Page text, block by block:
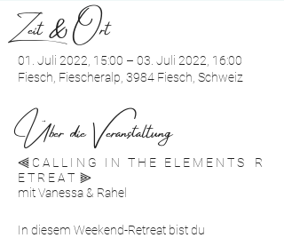
Zeit & Ort
01. Juli 2022, 15:00 – 03. Juli 2022, 16:00
Fiesch, Fiescheralp, 3984 Fiesch, Schweiz
Über die Veranstaltung
⫷ C A L L I N G I N T H E E L E M E N T S R
E T R E A T ⫸
mit Vanessa & Rahel
In diesem Weekend-Retreat bist du